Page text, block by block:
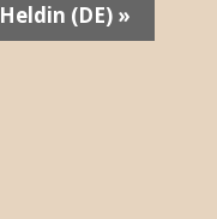
Heldin (DE) »